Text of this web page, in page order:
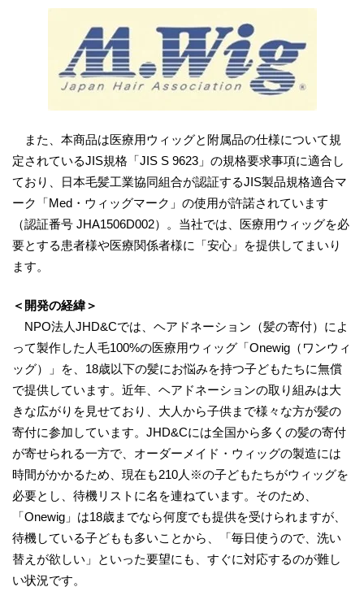
また、本商品は医療用ウィッグと附属品の仕様について規
定されているJIS規格「JIS S 9623」の規格要求事項に適合し
ており、日本毛髪工業協同組合が認証するJIS製品規格適合マ
ーク「Med・ウィッグマーク」の使用が許諾されています
（認証番号 JHA1506D002）。当社では、医療用ウィッグを必
要とする患者様や医療関係者様に「安心」を提供してまいり
ます。
＜開発の経緯＞
NPO法人JHD&Cでは、ヘアドネーション（髪の寄付）によ
って製作した人毛100%の医療用ウィッグ「Onewig（ワンウィ
ッグ）」を、18歳以下の髪にお悩みを持つ子どもたちに無償
で提供しています。近年、ヘアドネーションの取り組みは大
きな広がりを見せており、大人から子供まで様々な方が髪の
寄付に参加しています。JHD&Cには全国から多くの髪の寄付
が寄せられる一方で、オーダーメイド・ウィッグの製造には
時間がかかるため、現在も210人※の子どもたちがウィッグを
必要とし、待機リストに名を連ねています。そのため、
「Onewig」は18歳までなら何度でも提供を受けられますが、
待機している子どもも多いことから、「毎日使うので、洗い
替えが欲しい」といった要望にも、すぐに対応するのが難し
い状況です。